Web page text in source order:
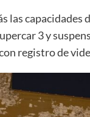
las
3 y
registro de